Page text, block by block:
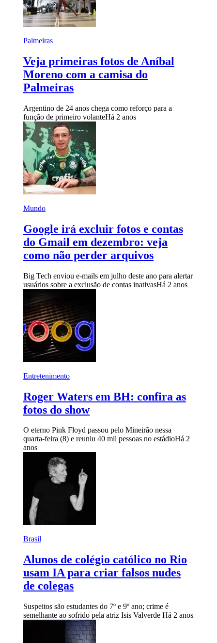
Palmeiras
Veja primeiras fotos de Aníbal
Moreno com a camisa do
Palmeiras
Argentino de 24 anos chega como reforço para a
função de primeiro volanteHá 2 anos
Mundo
Google irá excluir fotos e contas
do Gmail em dezembro: veja
como não perder arquivos
Big Tech enviou e-mails em julho deste ano para alertar
usuários sobre a exclusão de contas inativasHá 2 anos
Entretenimento
Roger Waters em BH: confira as
fotos do show
O eterno Pink Floyd passou pelo Mineirão nessa
quarta-feira (8) e reuniu 40 mil pessoas no estádioHá 2
anos
Brasil
Alunos de colégio católico no Rio
usam IA para criar falsos nudes
de colegas
Suspeitos são estudantes do 7º e 9º ano; crime é
semelhante ao sofrido pela atriz Isis Valverde Há 2 anos